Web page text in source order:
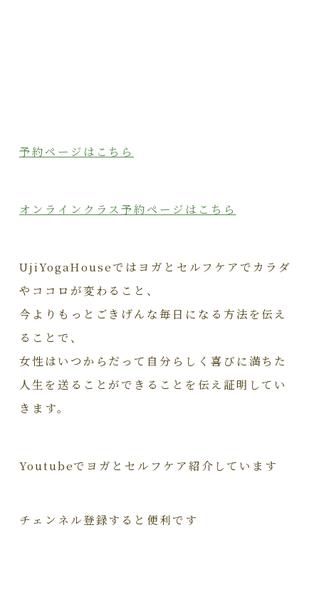
予約ページはこちら
オンラインクラス予約ページはこちら
UjiYogaHouseではヨガとセルフケアでカラダ
やココロが変わること、
今よりもっとごきげんな毎日になる方法を伝え
ることで、
女性はいつからだって自分らしく喜びに満ちた
人生を送ることができることを伝え証明してい
きます。
Youtubeでヨガとセルフケア紹介しています
チェンネル登録すると便利です